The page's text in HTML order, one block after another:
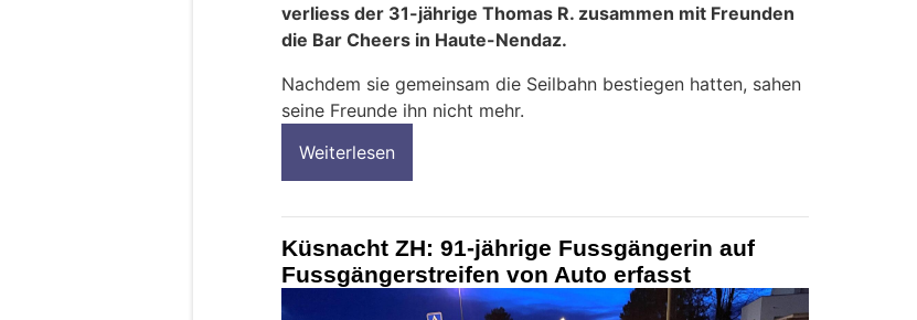
verliess der 31-jährige Thomas R. zusammen mit Freunden
die Bar Cheers in Haute-Nendaz.
Nachdem sie gemeinsam die Seilbahn bestiegen hatten, sahen
seine Freunde ihn nicht mehr.
Weiterlesen
Küsnacht ZH: 91-jährige Fussgängerin auf
Fussgängerstreifen von Auto erfasst